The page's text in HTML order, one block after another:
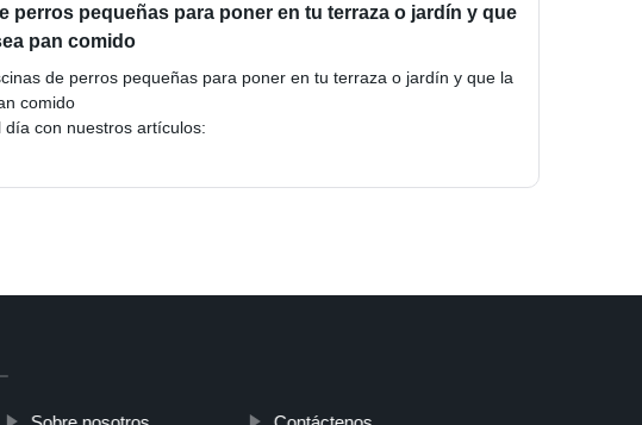
perros pequeñas para poner en tu terraza o jardín y que
pan comido
de perros pequeñas para poner en tu terraza o jardín y que la
comido
día con nuestros artículos: